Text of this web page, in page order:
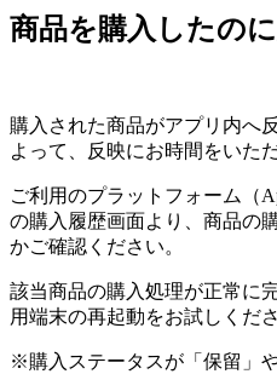
商品を購入したの
購入された商品がアプリ内へ
よって、反映にお時間をいた
ご利用のプラットフォーム（
の購入履歴画面より、商品の
かご確認ください。
該当商品の購入処理が正常に
用端末の再起動をお試しくださ
※購入ステータスが「保留」